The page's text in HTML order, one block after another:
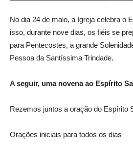
No dia 24 de maio, a Igreja celebra o
isso, durante nove dias, os fiéis se
para Pentecostes, a grande
Pessoa da Santíssima Trindade.
A seguir, uma novena ao Espírito
Rezemos juntos a oração do Espírito
Orações iniciais para todos os dias